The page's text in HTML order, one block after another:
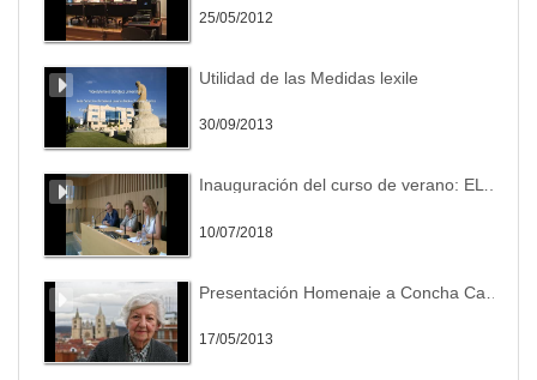
25/05/2012
Utilidad de las Medidas lexile
30/09/2013
10/07/2018
17/05/2013